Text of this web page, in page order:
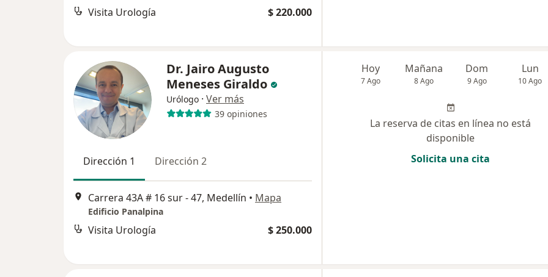
Visita Urología $ 220.000
Dr. Jairo Augusto
Meneses Giraldo
Urólogo · Ver más
39 opiniones
Dirección 1 Dirección 2
Carrera 43A # 16 sur - 47, Medellín • Mapa
Edificio Panalpina
Visita Urología $ 250.000
Hoy
7 Ago
Mañana
8 Ago
Dom
9 Ago
Lun
10 Ago
La reserva de citas en línea no está
disponible
Solicita una cita